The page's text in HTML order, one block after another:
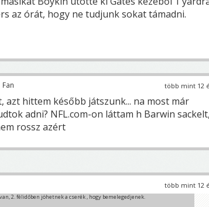
az órát, hogy ne tudjunk sokat támadni.
több mint 12
azt hittem később játszunk... na most már
adni? NFL.com-on láttam h Barwin
rossz azért
több mint 12
2. félidőben jöhetnek a cserék , hogy bemelegedjenek.